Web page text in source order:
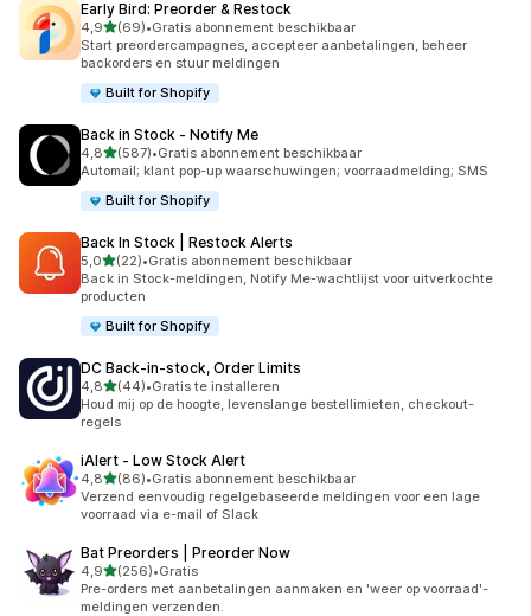
Early Bird: Preorder & Restock
4,9van 5 sterren
(69)
69 recensies in totaal
•Gratis abonnement beschikbaar
Start preordercampagnes, accepteer aanbetalingen, beheer
backorders en stuur meldingen
Built for Shopify
Back in Stock ‑ Notify Me
4,8van 5 sterren
(587)
587 recensies in totaal
•Gratis abonnement beschikbaar
Automail; klant pop-up waarschuwingen; voorraadmelding; SMS
Built for Shopify
Back In Stock | Restock Alerts
5,0van 5 sterren
(22)
22 recensies in totaal
•Gratis abonnement beschikbaar
Back in Stock-meldingen, Notify Me-wachtlijst voor uitverkochte
producten
Built for Shopify
DC Back‑in‑stock, Order Limits
4,8van 5 sterren
(44)
44 recensies in totaal
•Gratis te installeren
Houd mij op de hoogte, levenslange bestellimieten, checkout-
regels
iAlert ‑ Low Stock Alert
4,8van 5 sterren
(86)
86 recensies in totaal
•Gratis abonnement beschikbaar
Verzend eenvoudig regelgebaseerde meldingen voor een lage
voorraad via e-mail of Slack
Bat Preorders | Preorder Now
4,9van 5 sterren
(256)
256 recensies in totaal
•Gratis
Pre-orders met aanbetalingen aanmaken en 'weer op voorraad'-
meldingen verzenden.